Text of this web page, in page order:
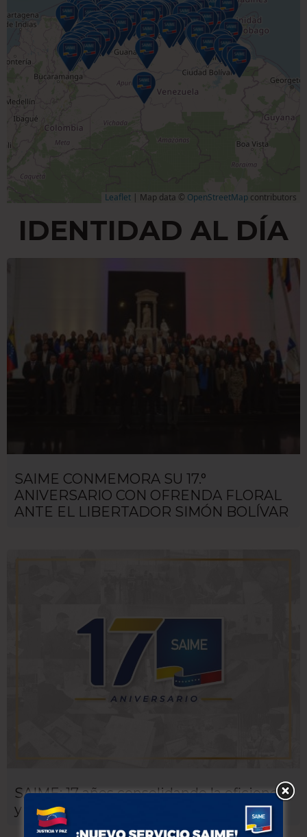
Leaflet | Map data © OpenStreetMap contributors
IDENTIDAD AL DÍA
SAIME CONMEMORA SU 17.°
ANIVERSARIO CON OFRENDA FLORAL
ANTE EL LIBERTADOR SIMÓN BOLÍVAR
SAIME: 17 años consolidando la eficiencia
y la inclusión social en toda Venezuela